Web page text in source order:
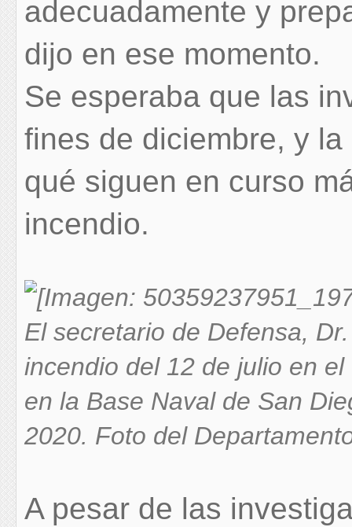
adecuadamente y
dijo en ese momento.
Se esperaba que las
fines de diciembre, y
qué siguen en curso
incendio.
El secretario de Defensa,
incendio del 12 de julio en
en la Base Naval de San
2020. Foto del
A pesar de las